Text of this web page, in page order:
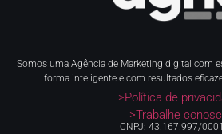
Somos uma Agência de Marketing digital com
forma inteligente e com resultados
>Política de
>Trabalhe
CNPJ: 43.167.997/